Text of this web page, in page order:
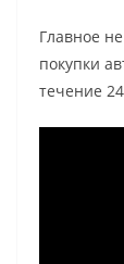
Главное
покупки
течение